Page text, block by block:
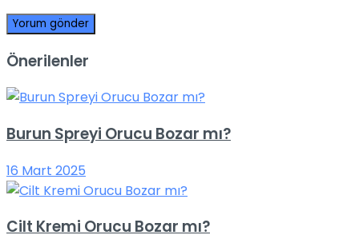
Önerilenler
Burun Spreyi Orucu Bozar mı?
16 Mart 2025
Cilt Kremi Orucu Bozar mı?